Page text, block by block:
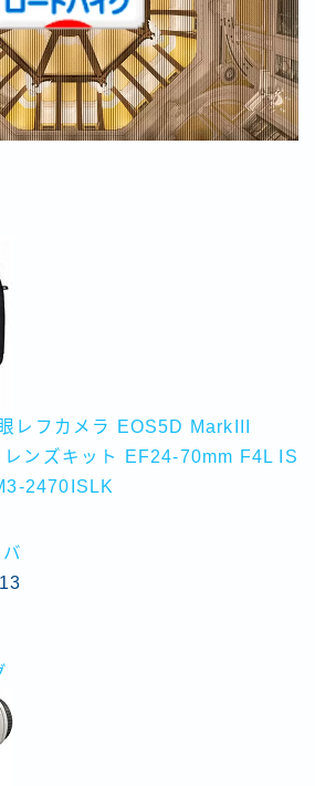
レフカメラ EOS5D MarkIII
ンズキット EF24-70mm F4L IS
2470ISLK